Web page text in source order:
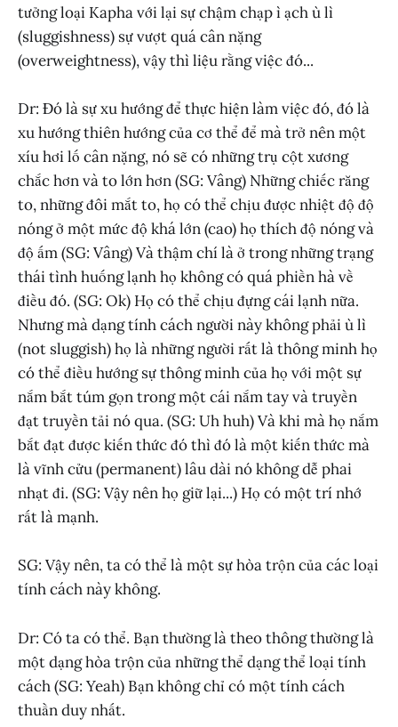
tưởng loại Kapha với lại sự chậm chạp ì ạch ù lì
(sluggishness) sự vượt quá cân nặng
(overweightness), vậy thì liệu rằng việc đó...
Dr: Đó là sự xu hướng để thực hiện làm việc đó, đó là
xu hướng thiên hướng của cơ thể để mà trở nên một
xíu hơi lố cân nặng, nó sẽ có những trụ cột xương
chắc hơn và to lớn hơn (SG: Vâng) Những chiếc răng
to, những đôi mắt to, họ có thể chịu được nhiệt độ độ
nóng ở một mức độ khá lớn (cao) họ thích độ nóng và
độ ấm (SG: Vâng) Và thậm chí là ở trong những trạng
thái tình huống lạnh họ không có quá phiền hà về
điều đó. (SG: Ok) Họ có thể chịu đựng cái lạnh nữa.
Nhưng mà dạng tính cách người này không phải ù lì
(not sluggish) họ là những người rất là thông minh họ
có thể điều hướng sự thông minh của họ với một sự
nắm bắt túm gọn trong một cái nắm tay và truyền
đạt truyền tải nó qua. (SG: Uh huh) Và khi mà họ nắm
bắt đạt được kiến thức đó thì đó là một kiến thức mà
là vĩnh cửu (permanent) lâu dài nó không dễ phai
nhạt đi. (SG: Vậy nên họ giữ lại...) Họ có một trí nhớ
rất là mạnh.
SG: Vậy nên, ta có thể là một sự hòa trộn của các loại
tính cách này không.
Dr: Có ta có thể. Bạn thường là theo thông thường là
một dạng hòa trộn của những thể dạng thể loại tính
cách (SG: Yeah) Bạn không chỉ có một tính cách
thuần duy nhất.